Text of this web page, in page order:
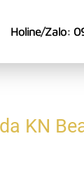
Holine/Zalo:
KN